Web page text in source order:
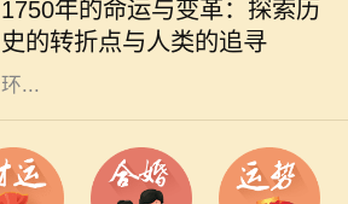
1750年的命运与变革：探索历
史的转折点与人类的追寻
等多个领域的变革。从农业社会向工
业社会的转变，折射出人类对生活及
环...